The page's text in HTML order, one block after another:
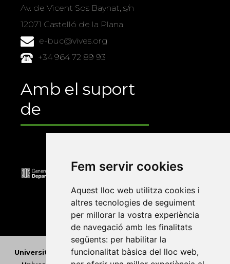
Fem servir cookies
Aquest lloc web utilitza cookies i
altres tecnologies de seguiment
per millorar la vostra experiència
de navegació amb les finalitats
següents: per habilitar la
funcionalitat bàsica del lloc web,
Av. de Vicent Sos Baynat, s/n
12071 Castelló de la Plana
e-buc@vives.org
+34 964 72 89 93
Amb el suport
de
Universitat Abat Oliba CEU•Universitat d'Alacant